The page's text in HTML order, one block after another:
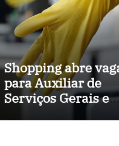
Shopping abre
para Auxiliar de
Serviços Gerais